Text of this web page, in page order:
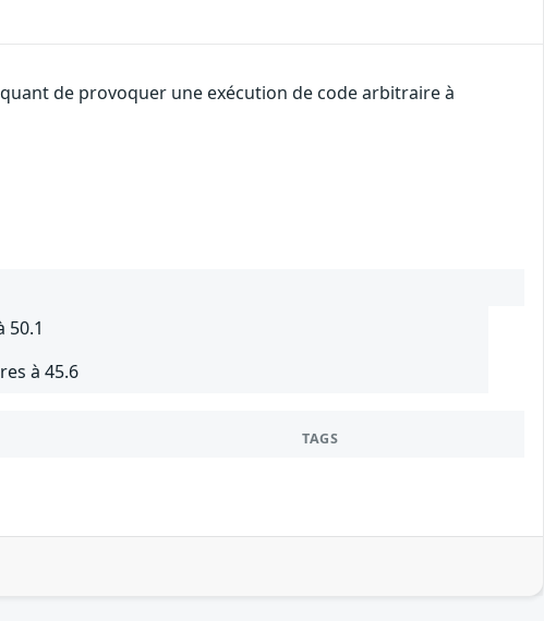
de provoquer une exécution de code arbitraire à
50.1
à 45.6
TAGS